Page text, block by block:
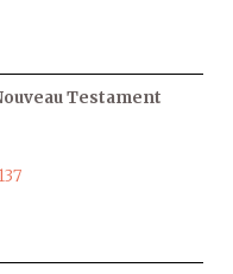
Testament